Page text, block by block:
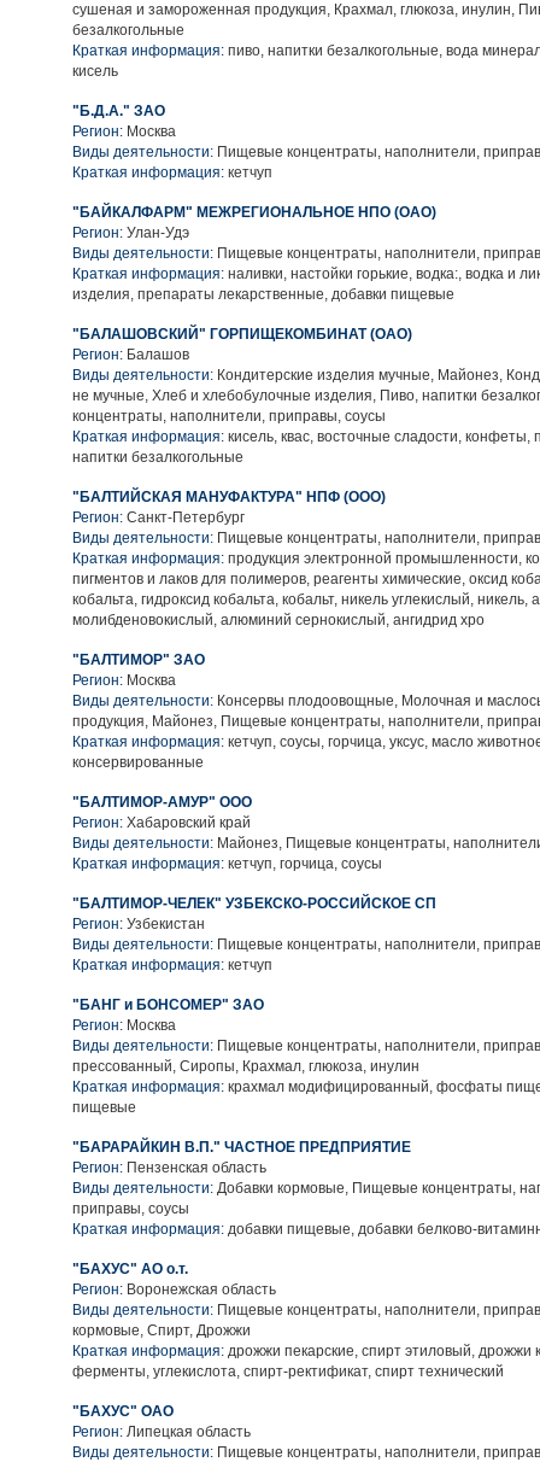
сушеная и замороженная продукция, Крахмал, глюкоза, инулин,
безалкогольные
Краткая информация: пиво, напитки безалкогольные, вода
кисель
"Б.Д.А." ЗАО
Регион: Москва
Виды деятельности: Пищевые концентраты, наполнители,
Краткая информация: кетчуп
"БАЙКАЛФАРМ" МЕЖРЕГИОНАЛЬНОЕ НПО (ОАО)
Регион: Улан-Удэ
Виды деятельности: Пищевые концентраты, наполнители,
Краткая информация: наливки, настойки горькие, водка:, водка и
изделия, препараты лекарственные, добавки пищевые
"БАЛАШОВСКИЙ" ГОРПИЩЕКОМБИНАТ (ОАО)
Регион: Балашов
Виды деятельности: Кондитерские изделия мучные, Майонез,
не мучные, Хлеб и хлебобулочные изделия, Пиво, напитки
концентраты, наполнители, приправы, соусы
Краткая информация: кисель, квас, восточные сладости, конфеты,
напитки безалкогольные
"БАЛТИЙСКАЯ МАНУФАКТУРА" НПФ (ООО)
Регион: Санкт-Петербург
Виды деятельности: Пищевые концентраты, наполнители,
Краткая информация: продукция электронной промышленности,
пигментов и лаков для полимеров, реагенты химические, оксид
кобальта, гидроксид кобальта, кобальт, никель углекислый, никель,
молибденовокислый, алюминий сернокислый, ангидрид хро
"БАЛТИМОР" ЗАО
Регион: Москва
Виды деятельности: Консервы плодоовощные, Молочная и
продукция, Майонез, Пищевые концентраты, наполнители,
Краткая информация: кетчуп, соусы, горчица, уксус, масло
консервированные
"БАЛТИМОР-АМУР" ООО
Регион: Хабаровский край
Виды деятельности: Майонез, Пищевые концентраты,
Краткая информация: кетчуп, горчица, соусы
"БАЛТИМОР-ЧЕЛЕК" УЗБЕКСКО-РОССИЙСКОЕ СП
Регион: Узбекистан
Виды деятельности: Пищевые концентраты, наполнители,
Краткая информация: кетчуп
"БАНГ и БОНСОМЕР" ЗАО
Регион: Москва
Виды деятельности: Пищевые концентраты, наполнители,
прессованный, Сиропы, Крахмал, глюкоза, инулин
Краткая информация: крахмал модифицированный, фосфаты
пищевые
"БАРАРАЙКИН В.П." ЧАСТНОЕ ПРЕДПРИЯТИЕ
Регион: Пензенская область
Виды деятельности: Добавки кормовые, Пищевые концентраты,
приправы, соусы
Краткая информация: добавки пищевые, добавки белково-
"БАХУС" АО о.т.
Регион: Воронежская область
Виды деятельности: Пищевые концентраты, наполнители,
кормовые, Спирт, Дрожжи
Краткая информация: дрожжи пекарские, спирт этиловый, дрожжи
ферменты, углекислота, спирт-ректификат, спирт технический
"БАХУС" ОАО
Регион: Липецкая область
Виды деятельности: Пищевые концентраты, наполнители,